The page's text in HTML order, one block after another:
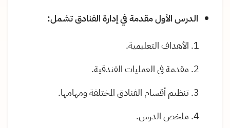
الدرس الأول مقدمة في إدارة الفنادق تشمل:
الأهداف التعليمية.
مقدمة في العمليات الفندقية.
تنظيم أقسام الفنادق المختلفة ومهامها.
ملخص الدرس.